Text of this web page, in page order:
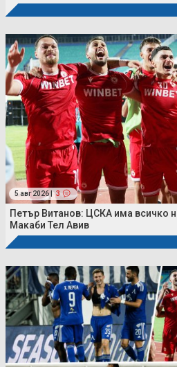
5 авг 2026 | 3
Петър Витанов: ЦСКА има всичко
Макаби Тел Авив